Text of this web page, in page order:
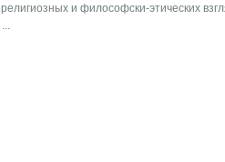
и философски-этических